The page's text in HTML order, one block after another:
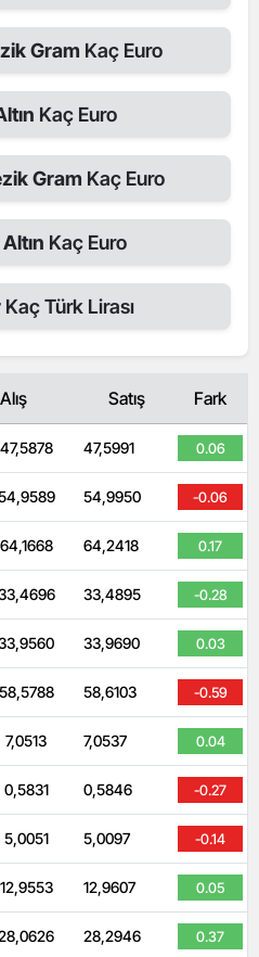
Gram Kaç Euro
Kaç Euro
Gram Kaç Euro
Kaç Euro
Kaç Türk Lirası
Alış Satış Fark
47,5878 47,5991 0.06
54,9950 -0.06
64,1668 64,2418 0.17
33,4895 -0.28
33,9690 0.03
58,5788 58,6103 -0.59
7,0513 7,0537 0.04
0,5831 0,5846 -0.27
5,0051 5,0097 -0.14
12,9553 12,9607 0.05
28,2946 0.37